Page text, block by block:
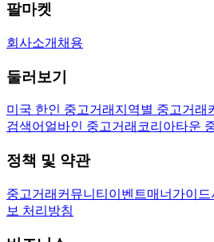
팔마켓
회사소개 채용
둘러보기
미국 한인 중고거래 지역별 중고거래
검색어 얼바인 중고거래 코리아타운
정책 및 약관
중고거래 커뮤니티 이벤트매너가이드
보 처리방침